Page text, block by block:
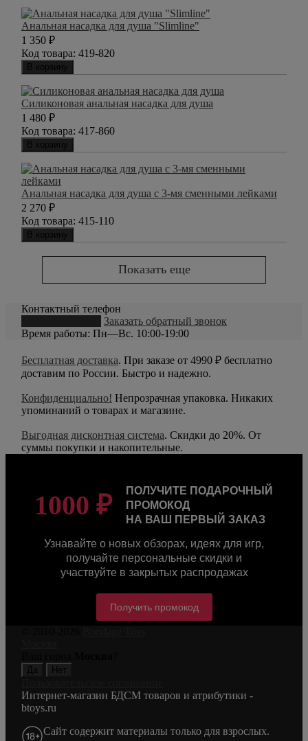
Анальная насадка для душа "Slimline"
1 350 ₽
Код товара: 419-820
В корзину
Силиконовая анальная насадка для душа
1 480 ₽
Код товара: 417-860
В корзину
Анальная насадка для душа с 3-мя сменными лейками
2 270 ₽
Код товара: 415-110
В корзину
Показать еще
Контактный телефон
Заказать обратный звонок
Время работы: Пн—Вс. 10:00-19:00
Бесплатная доставка. При заказе от 4990 ₽ бесплатно
доставим по России. Быстро и надежно.
Конфиденциально! Непрозрачная упаковка. Никаких
упоминаний о товарах и магазине.
Выгодная дисконтная система. Скидки до 20%. От
суммы покупки и накопительные.
1000 ₽
ПОЛУЧИТЕ ПОДАРОЧНЫЙ
ПРОМОКОД
НА ВАШ ПЕРВЫЙ ЗАКАЗ
Узнавайте о новых обзорах, идеях для игр,
получайте персональные скидки и
участвуйте в закрытых распродажах
Получить промокод
Интернет-магазин БДСМ товаров и атрибутики -
btoys.ru
Сайт содержит материалы только для взрослых.